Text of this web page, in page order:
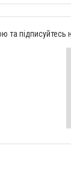
та підписуйтесь